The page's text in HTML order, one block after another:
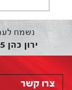
נשמח
ירון כהן
צרו קשר